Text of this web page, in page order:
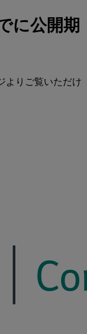
に公開期
よりご覧いただけ